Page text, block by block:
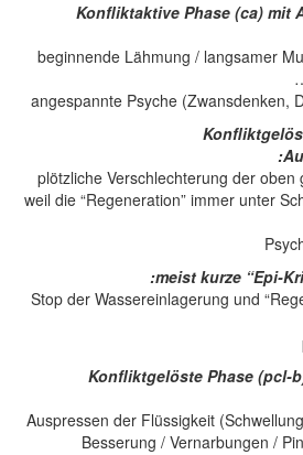
1.) Konfliktaktive Phase (ca)
– beginnende Lähmung / langsamer
2.)
– plötzliche Verschlechterung der
weil die “Regeneration” immer unter
– Stop der Wassereinlagerung und
4.) Konfliktgelöste Phase
-Auspressen der Flüssigkeit
Besserung / Vernarbungen /